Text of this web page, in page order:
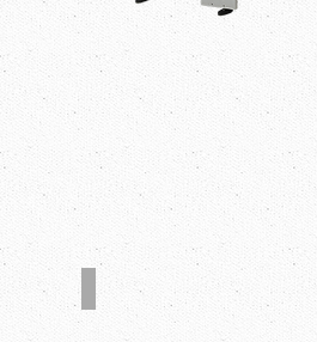
ノズルスパイクシステム